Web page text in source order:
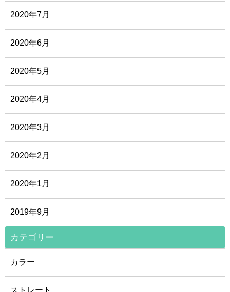
2020年7月
2020年6月
2020年5月
2020年4月
2020年3月
2020年2月
2020年1月
2019年9月
カテゴリー
カラー
ストレート